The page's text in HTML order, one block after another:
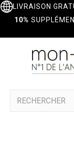
LIVRAISON
10%